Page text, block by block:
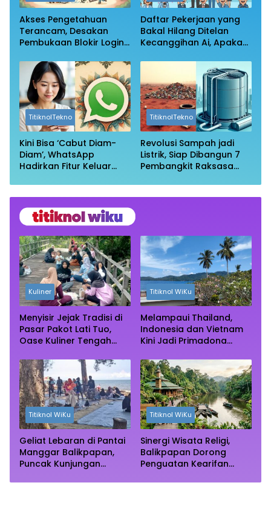
Akses Pengetahuan
Terancam, Desakan
Pembukaan Blokir Login
Daftar Pekerjaan yang
Bakal Hilang Ditelan
Kecanggihan Ai, Apakah
Aman?
TitiknolTekno
Kini Bisa ‘Cabut Diam-
Diam’, WhatsApp
Hadirkan Fitur Keluar
TitiknolTekno
Revolusi Sampah jadi
Listrik, Siap Dibangun 7
Pembangkit Raksasa
Kuliner
Menyisir Jejak Tradisi di
Pasar Pakot Lati Tuo,
Oase Kuliner Tengah
Titiknol WiKu
Melampaui Thailand,
Indonesia dan Vietnam
Kini Jadi Primadona
Titiknol WiKu
Geliat Lebaran di Pantai
Manggar Balikpapan,
Puncak Kunjungan
Titiknol WiKu
Sinergi Wisata Religi,
Balikpapan Dorong
Penguatan Kearifan